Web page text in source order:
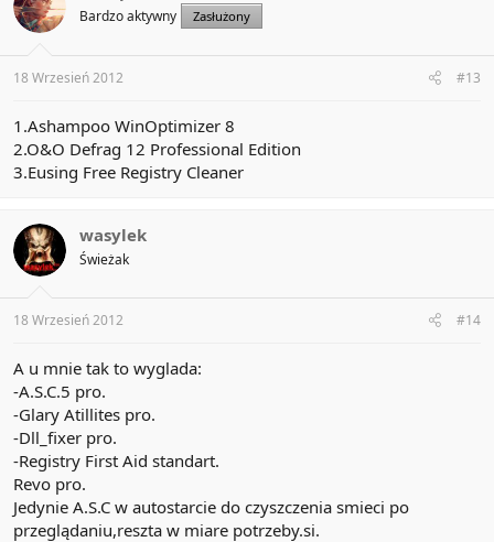
Bardzo aktywny Zasłużony
18 Wrzesień 2012 #13
1.Ashampoo WinOptimizer 8
2.O&O Defrag 12 Professional Edition
3.Eusing Free Registry Cleaner
wasylek
Świeżak
18 Wrzesień 2012 #14
A u mnie tak to wyglada:
-A.S.C.5 pro.
-Glary Atillites pro.
-Dll_fixer pro.
-Registry First Aid standart.
Revo pro.
Jedynie A.S.C w autostarcie do czyszczenia smieci po
przeglądaniu,reszta w miare potrzeby.si.